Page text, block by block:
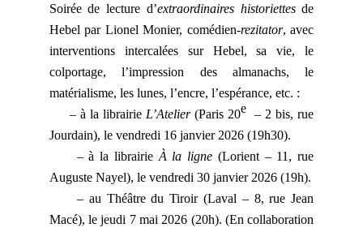
Soirée de lecture d’extraordinaires historiettesde
Hebel par Lionel Monier, comédien-rezitator, avec
interventions intercalées sur Hebel, sa vie, le
colportage, l’impression des almanachs, le
matérialisme, les lunes, l’encre, l’espérance, etc. :
– à la librairie L’Atelier(Paris 20e – 2 bis, rue
Jourdain), le vendredi 16 janvier 2026 (19h30).
– à la librairie À la ligne (Lorient – 11, rue
Auguste Nayel), le vendredi 30 janvier 2026 (19h).
– au Théâtre du Tiroir (Laval – 8, rue Jean
Macé), le jeudi 7 mai 2026 (20h). (En collaboration